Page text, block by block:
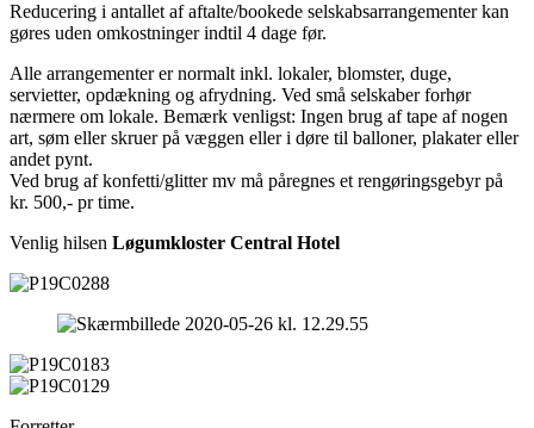
Reducering i antallet af aftalte/bookede selskabsarrangementer kan
gøres uden omkostninger indtil 4 dage før.
Alle arrangementer er normalt inkl. lokaler, blomster, duge,
servietter, opdækning og afrydning. Ved små selskaber forhør
nærmere om lokale. Bemærk venligst: Ingen brug af tape af nogen
art, søm eller skruer på væggen eller i døre til balloner, plakater eller
andet pynt.
Ved brug af konfetti/glitter mv må påregnes et rengøringsgebyr på
kr. 500,- pr time.
Venlig hilsen Løgumkloster Central Hotel